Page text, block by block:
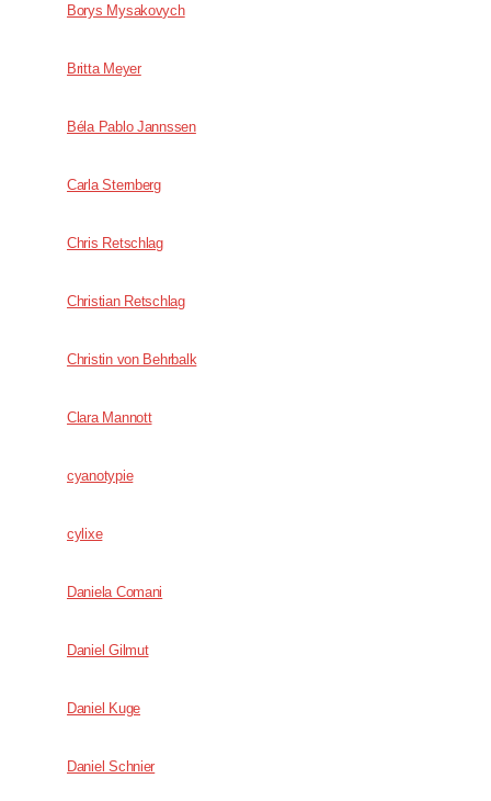
Borys Mysakovych
Britta Meyer
Béla Pablo Jannssen
Carla Sternberg
Chris Retschlag
Christian Retschlag
Christin von Behrbalk
Clara Mannott
cyanotypie
cylixe
Daniela Comani
Daniel Gilmut
Daniel Kuge
Daniel Schnier